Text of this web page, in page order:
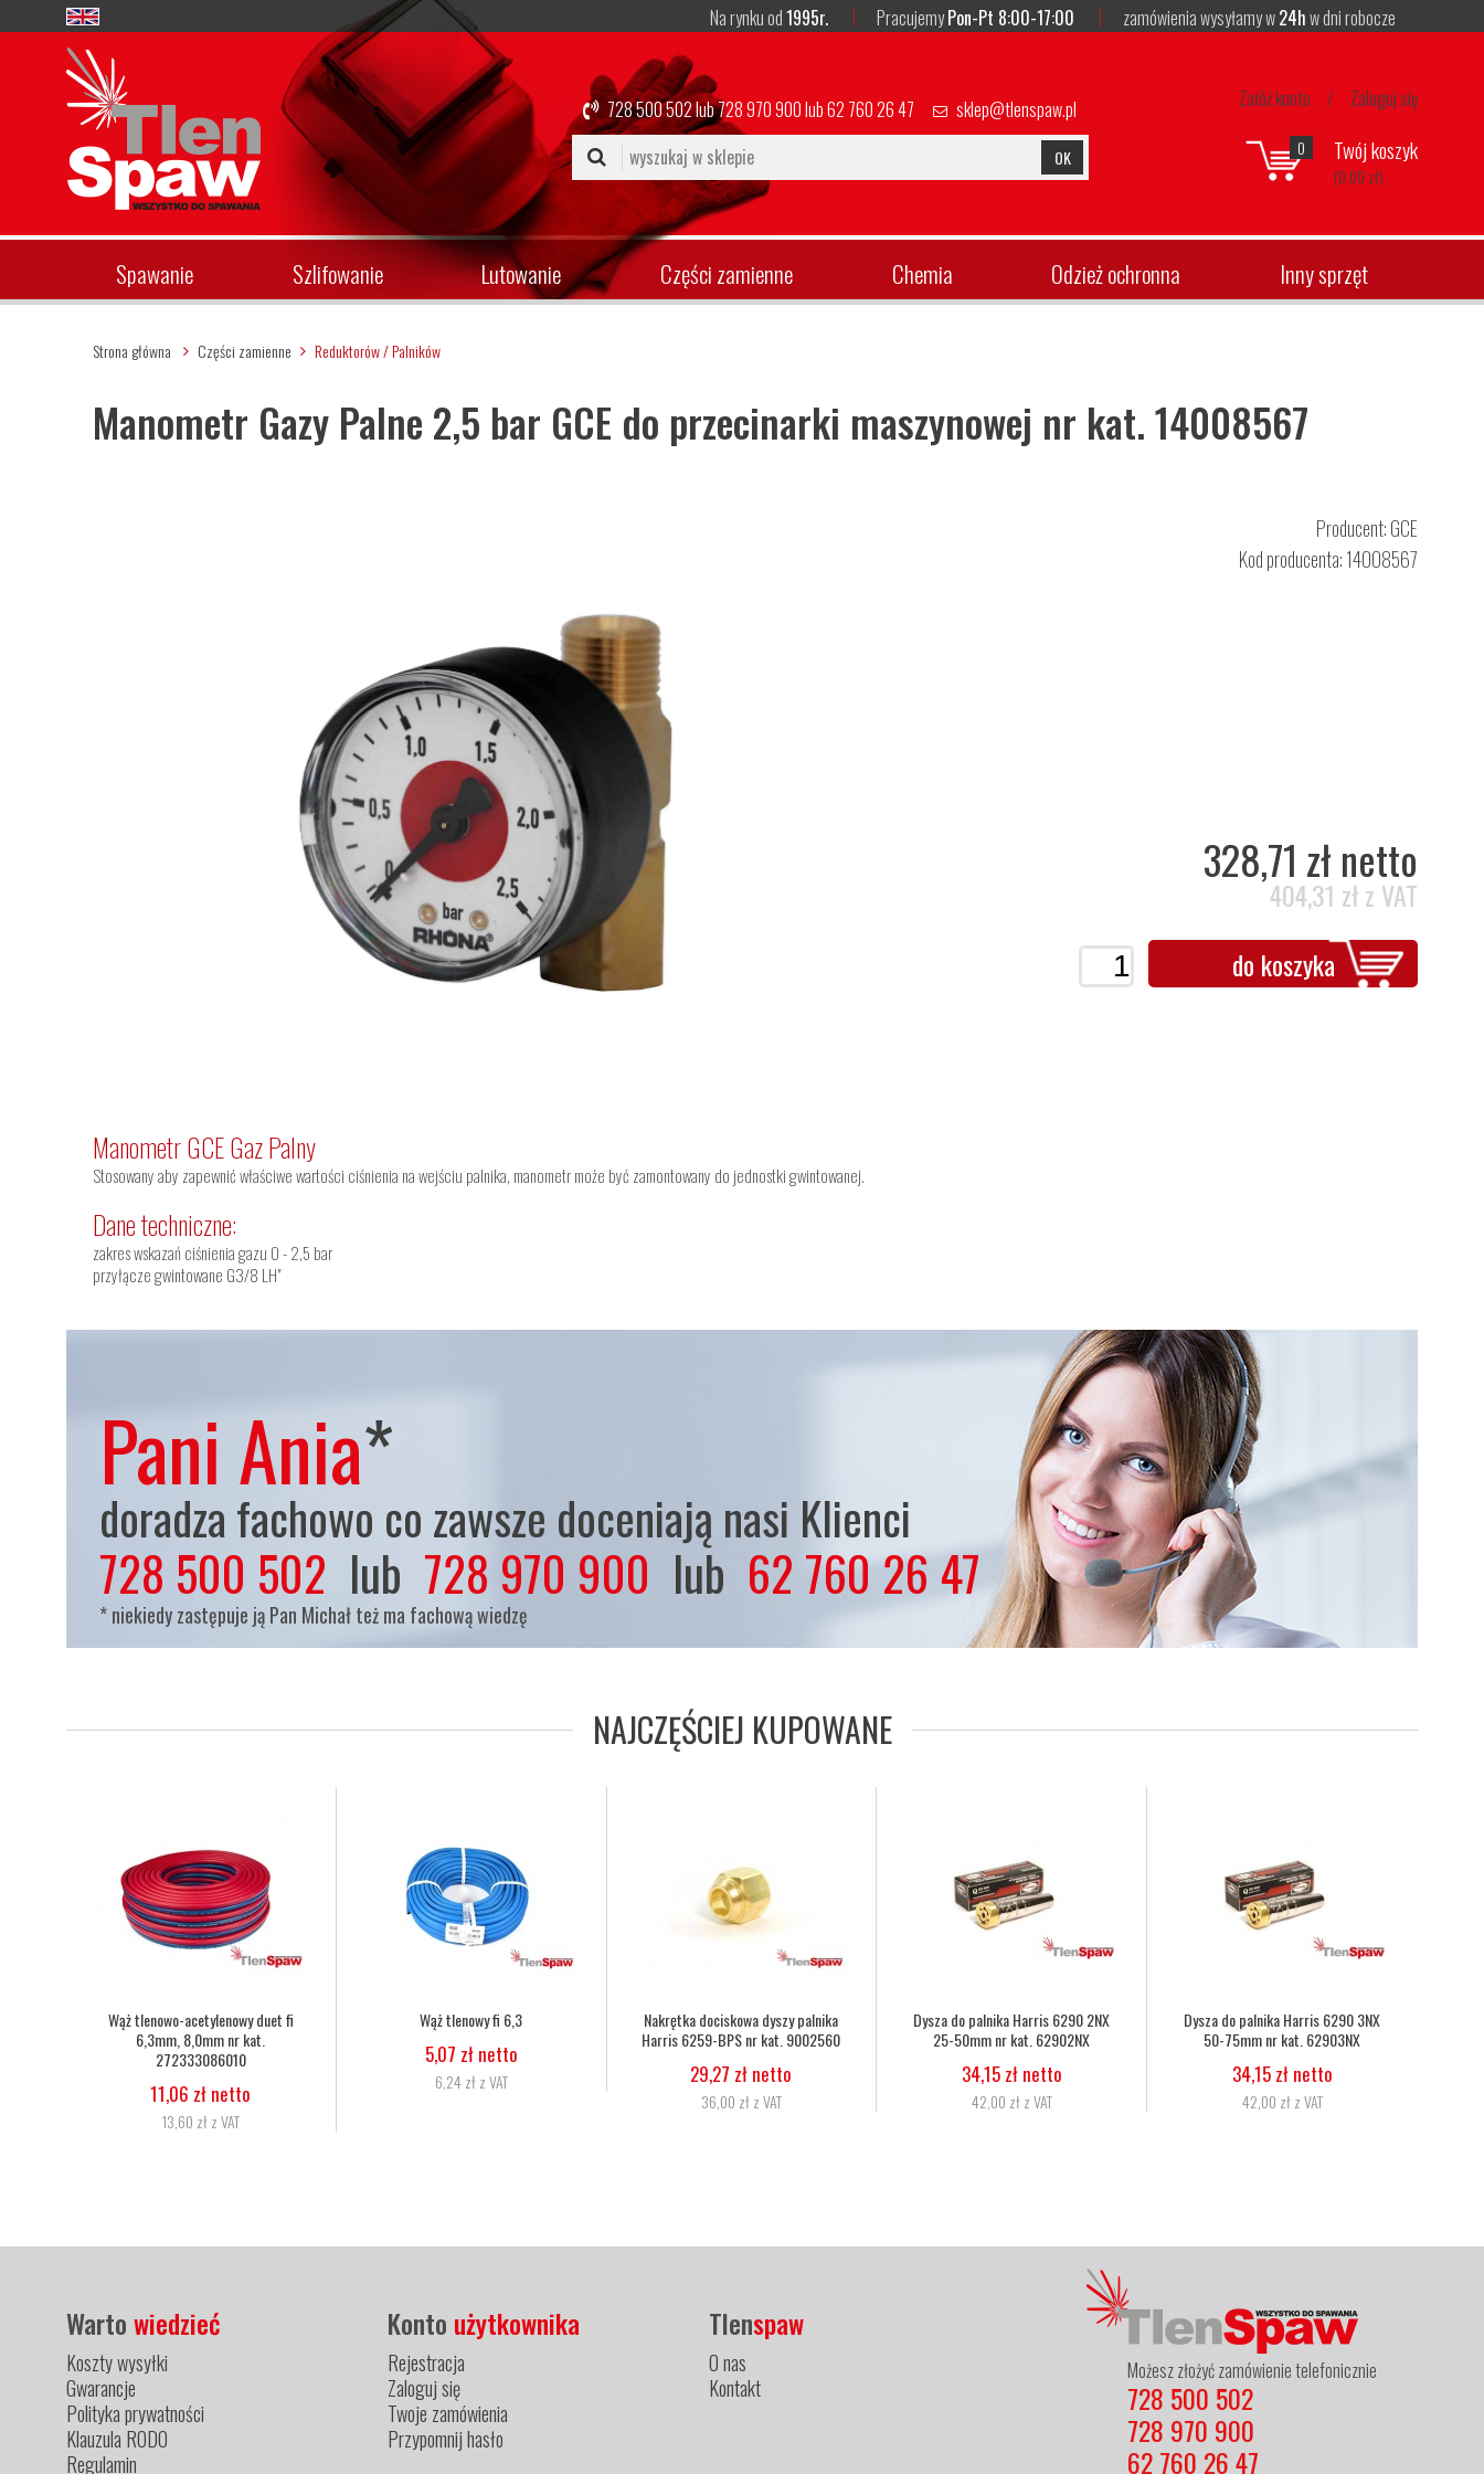
Na rynku od1995r. PracujemyPon-Pt 8:00-17:00 zamówienia wysyłamy w24hw dni robocze
728 500 502lub728 970 900lub62 760 26 47 sklep@tlenspaw.pl
OK
Załóż konto / Zaloguj się
0 Twój koszyk
(0,00 zł)
Spawanie Szlifowanie Lutowanie Części zamienne Chemia Odzież ochronna Inny sprzęt
Strona główna Części zamienne Reduktorów / Palników
Manometr Gazy Palne 2,5 bar GCE do przecinarki maszynowej nr kat. 14008567
Producent:GCE
Kod producenta: 14008567
328,71 zł netto
404,31 zł z VAT
do koszyka
Manometr GCE Gaz Palny
Stosowany aby zapewnić właściwe wartości ciśnienia na wejściu palnika, manometr może być zamontowany do jednostki gwintowanej.
Dane techniczne:
zakres wskazań ciśnienia gazu 0 - 2,5 bar
przyłącze gwintowane G3/8 LH"
Pani Ania*
doradza fachowo co zawsze doceniają nasi Klienci
728 500 502 lub 728 970 900 lub 62 760 26 47
* niekiedy zastępuje ją Pan Michał też ma fachową wiedzę
NAJCZĘŚCIEJ KUPOWANE
Nakrętka dociskowa dyszy palnika
Harris 6259-BPS nr kat. 9002560
29,27 zł netto
36,00 zł z VAT
Dysza do palnika Harris 6290 2NX
25-50mm nr kat. 62902NX
34,15 zł netto
Dysza do palnika Harris 6290 3NX
50-75mm nr kat. 62903NX
34,15 zł netto
42,00 zł z VAT
Wąż tlenowo-acetylenowy duet fi
6,3mm, 8,0mm nr kat.
11,06 zł netto
Wąż tlenowy fi 6,3
5,07 zł netto
6,24 zł z VAT
Możesz złożyć zamówienie telefonicznie
728 500 502
728 970 900
62 760 26 47
Wartowiedzieć
Koszty wysyłki
Gwarancje
Polityka prywatności
Klauzula RODO
Regulamin
Konto użytkownika
Rejestracja
Zaloguj się
Twoje zamówienia
Przypomnij hasło
Tlenspaw
O nas
Kontakt